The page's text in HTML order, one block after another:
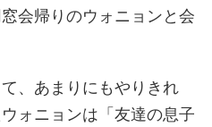
会帰りのウォニョンと会
、あまりにもやりきれ
ォニョンは「友達の息子